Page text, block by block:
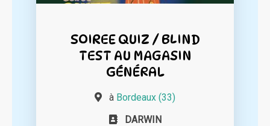
SOIREE QUIZ / BLIND
TEST AU MAGASIN
GÉNÉRAL
à Bordeaux (33)
DARWIN